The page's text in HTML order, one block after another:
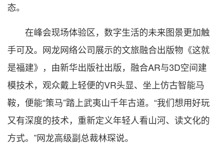
态。
在峰会现场体验区，数字生活的未来图景更加触
手可及。网龙网络公司展示的文旅融合出版物《这就
是福建》，由新华出版社出版，融合AR与3D空间建
模技术，观众戴上轻便的VR头显、坐上仿古智能马
鞍，便能“策马”踏上武夷山千年古道。“我们想用好玩
又有深度的技术，重新定义年轻人看山河、读文化的
方式。”网龙高级副总裁林琛说。